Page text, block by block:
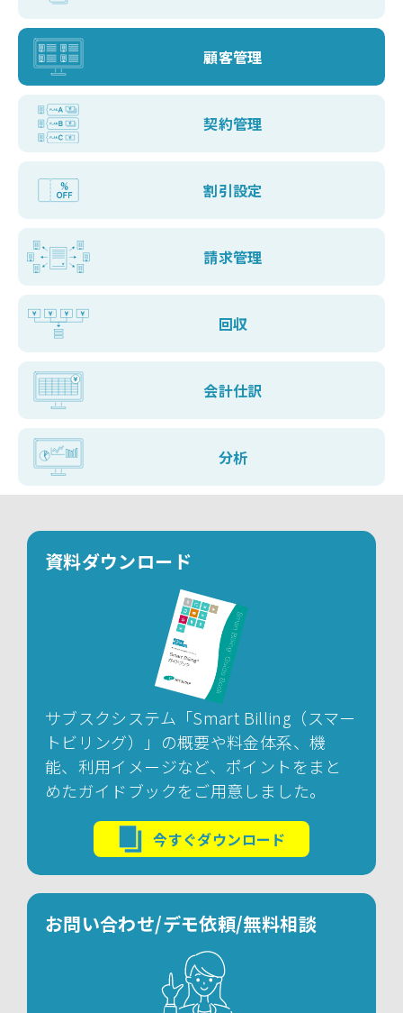
顧客管理
契約管理
割引設定
請求管理
回収
会計仕訳
分析
資料ダウンロード
サブスクシステム「Smart Billing（スマー
トビリング）」の概要や料金体系、機
能、利用イメージなど、ポイントをまと
めたガイドブックをご用意しました。
今すぐダウンロード
お問い合わせ/デモ依頼/無料相談